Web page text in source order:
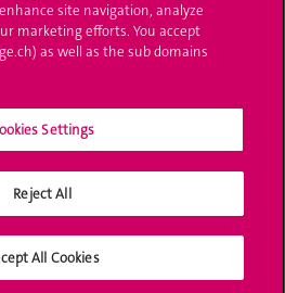
site navigation, analyze
marketing efforts. You accept
as well as the sub domains
Settings
Reject All
All Cookies